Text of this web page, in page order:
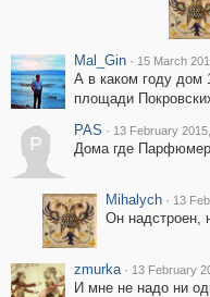
Mal_Gin · 15 March
А в каком году дом
площади
P
PAS · 13 February
Дома где
Mihalych · 13
Он надстроен,
zmurka · 13 February
И мне не надо ни